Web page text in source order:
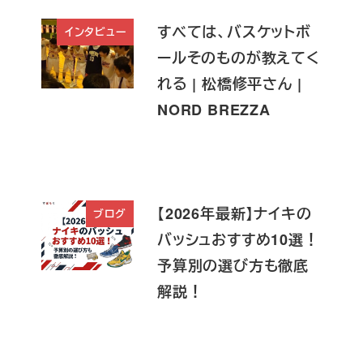
インタビュー
すべては、バスケットボ
ールそのものが教えてく
れる | 松橋修平さん |
NORD BREZZA
ブログ
【2026年最新】ナイキの
バッシュおすすめ10選！
予算別の選び方も徹底
解説！